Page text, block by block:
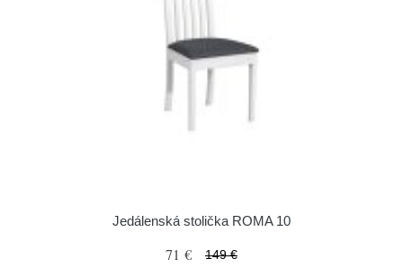
Jedálenská stolička ROMA 10
71 € 149 €